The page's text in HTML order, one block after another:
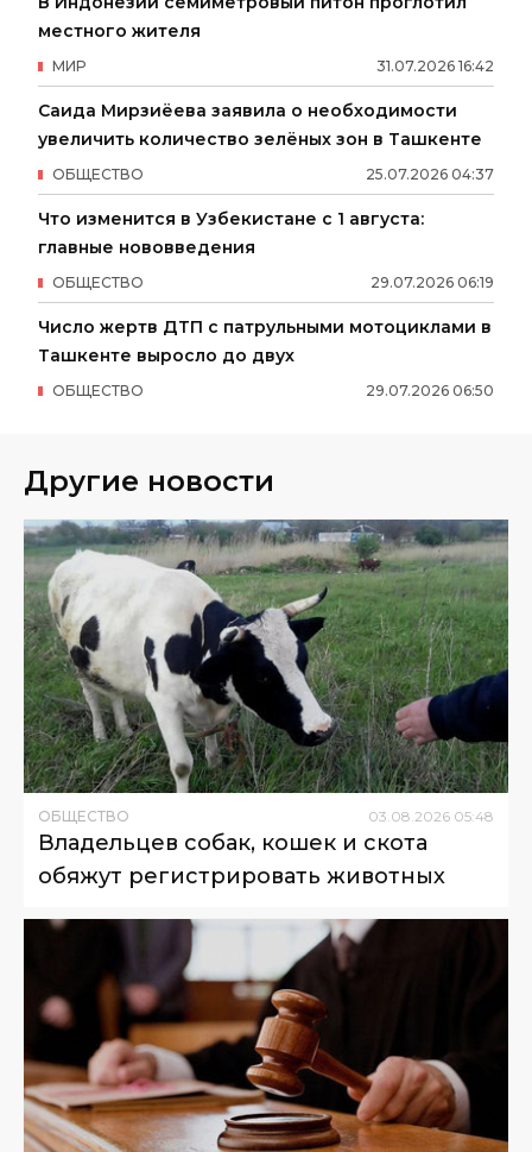
местного жителя
31.07.2026 16:42
МИР
Саида Мирзиёева заявила о необходимости
увеличить количество зелёных зон в Ташкенте
25.07.2026 04:37
ОБЩЕСТВО
Что изменится в Узбекистане с 1 августа:
главные нововведения
29.07.2026 06:19
ОБЩЕСТВО
Число жертв ДТП с патрульными мотоциклами в
Ташкенте выросло до двух
29.07.2026 06:50
ОБЩЕСТВО
Другие новости
ОБЩЕСТВО 03 08 2026 05:48
Владельцев собак, кошек и скота
обяжут регистрировать животных